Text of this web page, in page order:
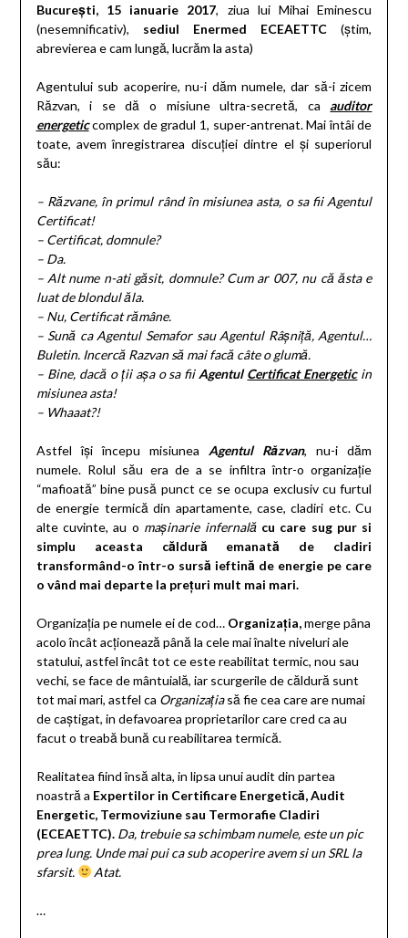
București, 15 ianuarie 2017, ziua lui Mihai Eminescu
(nesemnificativ), sediul Enermed ECEAETTC (știm,
abrevierea e cam lungă, lucrăm la asta)
Agentului sub acoperire, nu-i dăm numele, dar să-i zicem
Răzvan, i se dă o misiune ultra-secretă, ca auditor
energeticcomplex de gradul 1, super-antrenat. Mai întâi de
toate, avem înregistrarea discuției dintre el și superiorul
său:
– Răzvane, în primul rând în misiunea asta, o sa fii Agentul
Certificat!
– Certificat, domnule?
– Da.
– Alt nume n-ati găsit, domnule? Cum ar 007, nu că ăsta e
luat de blondul ăla.
– Nu, Certificat rămâne.
– Sună ca Agentul Semafor sau Agentul Râșniță, Agentul…
Buletin. Incercă Razvan să mai facă câte o glumă.
– Bine, dacă o ții așa o sa fii AgentulCertificat Energeticin
misiunea asta!
– Whaaat?!
Astfel își începu misiunea Agentul Răzvan, nu-i dăm
numele. Rolul său era de a se infiltra într-o organizație
“mafioată” bine pusă punct ce se ocupa exclusiv cu furtul
de energie termică din apartamente, case, cladiri etc. Cu
alte cuvinte, au o mașinarie infernală cu care sug pur si
simplu aceasta căldură emanată de cladiri
transformând-o într-o sursă ieftină de energie pe care
o vând mai departe la prețuri mult mai mari.
Organizația pe numele ei de cod…Organizația,merge pâna
acolo încât acționează până la cele mai înalte niveluri ale
statului, astfel încât tot ce este reabilitat termic, nou sau
vechi, se face de mântuială, iar scurgerile de căldură sunt
tot mai mari, astfel ca Organizațiasă fie cea care are numai
de caștigat, in defavoarea proprietarilor care cred ca au
facut o treabă bună cu reabilitarea termică.
Realitatea fiind însă alta, in lipsa unui audit din partea
noastră a Expertilor in Certificare Energetică, Audit
Energetic, Termoviziune sau Termorafie Cladiri
(ECEAETTC). Da, trebuie sa schimbam numele, este un pic
prea lung. Unde mai pui ca sub acoperire avem si un SRL la
sfarsit.
Atat.
…